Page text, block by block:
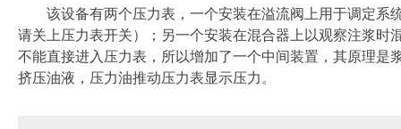
该设备有两个压力表，一个安装在溢流阀上用于调定系
请关上压力表开关）；另一个安装在混合器上以观察注浆时
不能直接进入压力表，所以增加了一个中间装置，其原理是
挤压油液，压力油推动压力表显示压力。